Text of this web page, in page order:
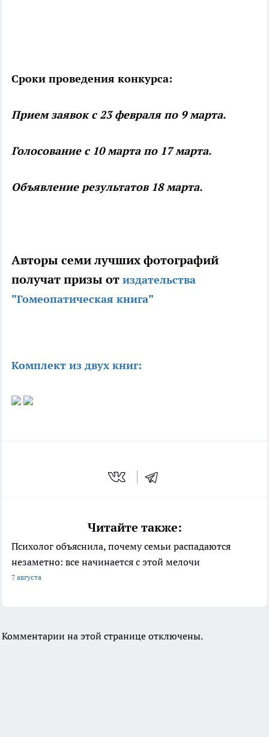
Сроки проведения конкурса:
Прием заявок с 23 февраля по 9 марта.
Голосование с 10 марта по 17 марта.
Объявление результатов 18 марта.
Авторы семи лучших фотографий
получат призы от издательства
"Гомеопатическая книга"
Комплект из двух книг:
Читайте также:
Психолог объяснила, почему семьи распадаются
незаметно: все начинается с этой мелочи
7 августа
Комментарии на этой странице отключены.